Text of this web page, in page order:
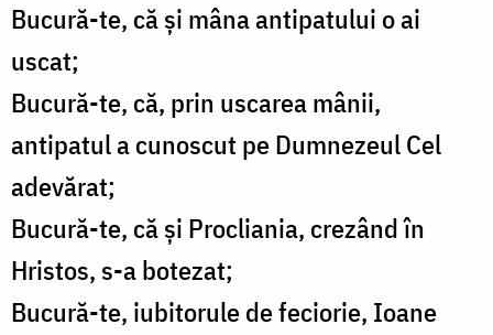
Bucură-te, că şi mâna antipatului o ai
uscat;
Bucură-te, că, prin uscarea mânii,
antipatul a cunoscut pe Dumnezeul Cel
adevărat;
Bucură-te, că şi Procliania, crezând în
Hristos, s-a botezat;
Bucură-te, iubitorule de feciorie, Ioane